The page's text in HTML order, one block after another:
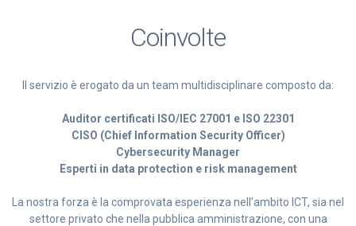
Coinvolte
Il servizio è erogato da un team multidisciplinare composto da:
Auditor certificati ISO/IEC 27001 e ISO 22301
CISO (Chief Information Security Officer)
Cybersecurity Manager
Esperti in data protection e risk management
La nostra forza è la comprovata esperienza nell’ambito ICT, sia nel
settore privato che nella pubblica amministrazione, con una